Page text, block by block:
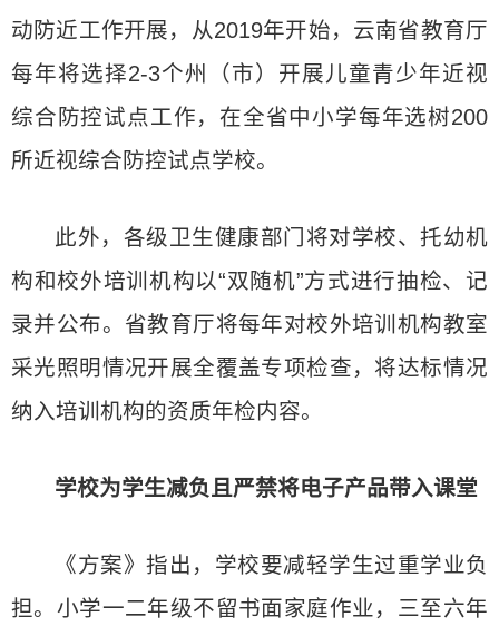
动防近工作开展，从2019年开始，云南省教育厅
每年将选择2-3个州（市）开展儿童青少年近视
综合防控试点工作，在全省中小学每年选树200
所近视综合防控试点学校。
此外，各级卫生健康部门将对学校、托幼机
构和校外培训机构以“双随机”方式进行抽检、记
录并公布。省教育厅将每年对校外培训机构教室
采光照明情况开展全覆盖专项检查，将达标情况
纳入培训机构的资质年检内容。
学校为学生减负且严禁将电子产品带入课堂
《方案》指出，学校要减轻学生过重学业负
担。小学一二年级不留书面家庭作业，三至六年